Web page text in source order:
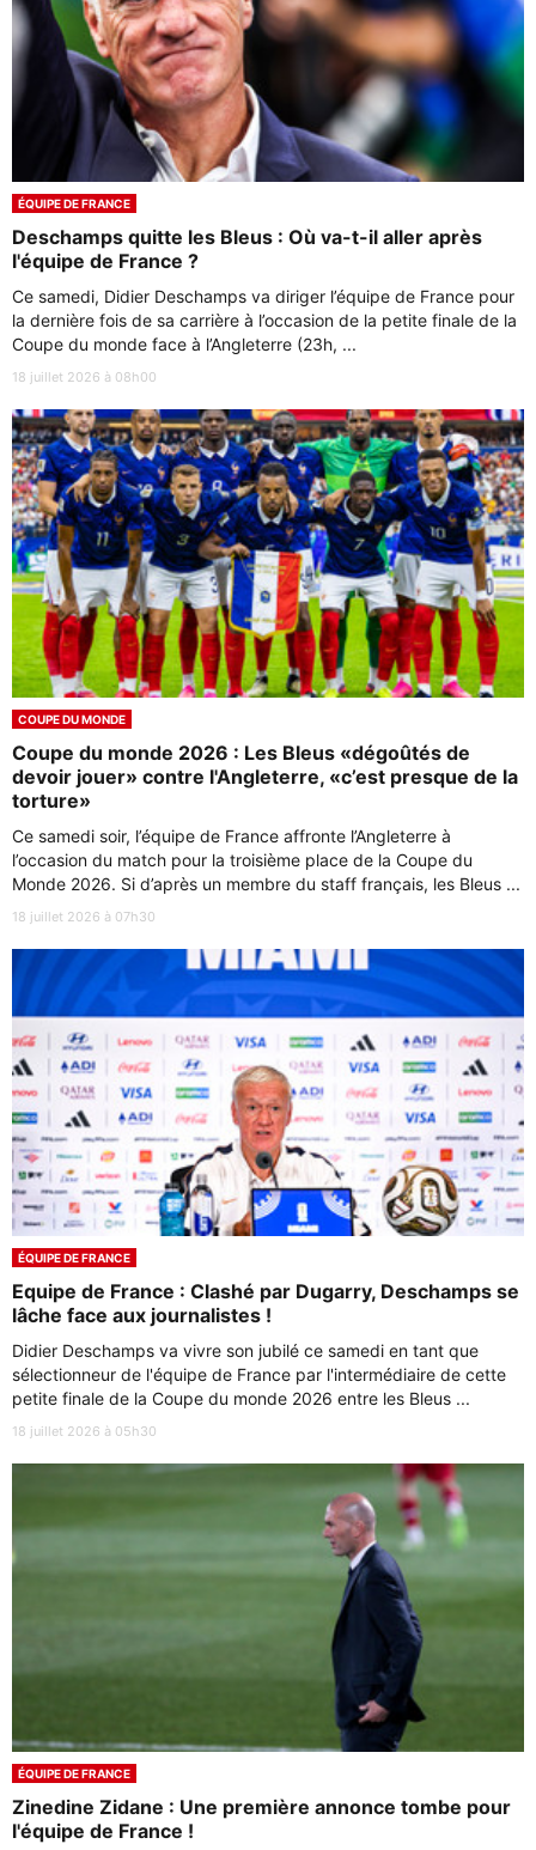
ÉQUIPE DE FRANCE
Deschamps quitte les Bleus : Où va-t-il aller après
l'équipe de France ?
Ce samedi, Didier Deschamps va diriger l’équipe de France pour
la dernière fois de sa carrière à l’occasion de la petite finale de la
Coupe du monde face à l’Angleterre (23h, ...
18 juillet 2026 à 08h00
COUPE DU MONDE
Coupe du monde 2026 : Les Bleus «dégoûtés de
devoir jouer» contre l'Angleterre, «c’est presque de la
torture»
Ce samedi soir, l’équipe de France affronte l’Angleterre à
l’occasion du match pour la troisième place de la Coupe du
Monde 2026. Si d’après un membre du staff français, les Bleus ...
18 juillet 2026 à 07h30
ÉQUIPE DE FRANCE
Equipe de France : Clashé par Dugarry, Deschamps se
lâche face aux journalistes !
Didier Deschamps va vivre son jubilé ce samedi en tant que
sélectionneur de l'équipe de France par l'intermédiaire de cette
petite finale de la Coupe du monde 2026 entre les Bleus ...
18 juillet 2026 à 05h30
ÉQUIPE DE FRANCE
Zinedine Zidane : Une première annonce tombe pour
l'équipe de France !